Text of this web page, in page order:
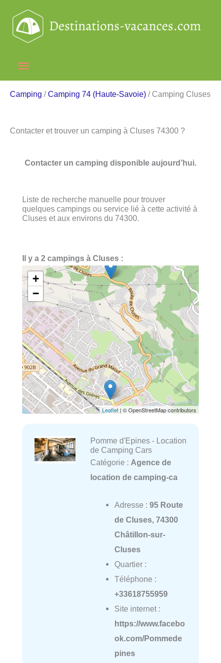
contenu
Menu
principal
Camping /Camping 74 (Haute-Savoie) / Camping Cluses
Contacter et trouver un camping à Cluses 74300 ?
Contacter un camping disponible aujourd’hui.
Liste de recherche manuelle pour trouver
quelques campings ou service lié à cette activité à
Cluses et aux environs du 74300.
Il y a 2 campings à Cluses :
+
−
Leaflet | © OpenStreetMap contributors
Pomme d'Epines - Location
de Camping Cars
Catégorie : Agence de
location de camping-ca
Adresse : 95 Route
de Cluses, 74300
Châtillon-sur-
Cluses
Quartier :
Téléphone :
+33618755959
Site internet :
https://www.facebo
ok.com/Pommede
pines